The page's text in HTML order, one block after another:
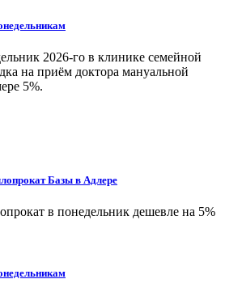
2026-го в клинике семейной
на приём доктора мануальной
5%.
Базы в Адлере
в понедельник дешевле на 5%